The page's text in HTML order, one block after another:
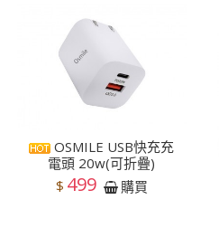
OSMILE USB快充充
電頭 20w(可折疊)
$ 499 購買